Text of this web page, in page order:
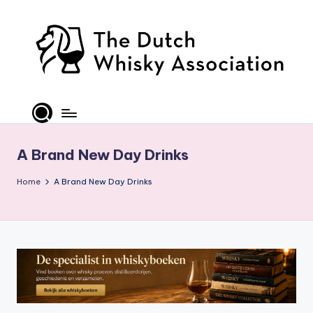
D
A
-
ci
al
S
A Brand New Day Drinks
Home A Brand New Day Drinks